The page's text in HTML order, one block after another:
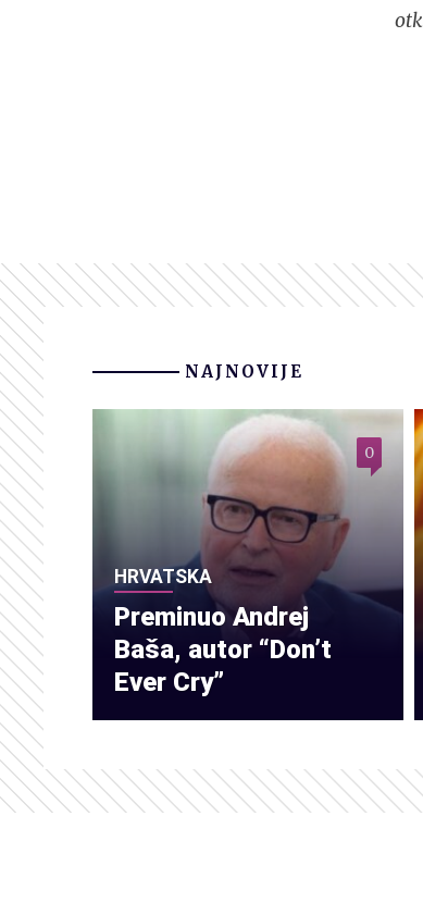
NAJNOVIJE
HRVATSKA
Preminuo Andrej
Baša, autor “Don’t
Ever Cry”
0